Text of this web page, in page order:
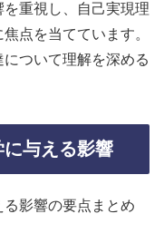
重視し、自己実現理
点を当てています。
ついて理解を深める
与える影響